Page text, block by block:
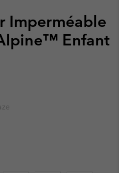
Imperméable
Enfant